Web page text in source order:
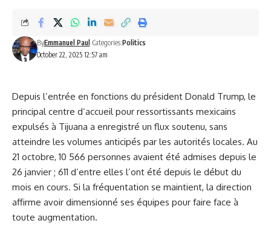
October 22, 2025 12:57 am
ByEmmanuel Paul Categories:Politics
Depuis l’entrée en fonctions du président Donald Trump, le
principal centre d’accueil pour ressortissants mexicains
expulsés à Tijuana a enregistré un flux soutenu, sans
atteindre les volumes anticipés par les autorités locales. Au
21 octobre, 10 566 personnes avaient été admises depuis le
26 janvier ; 611 d’entre elles l’ont été depuis le début du
mois en cours. Si la fréquentation se maintient, la direction
affirme avoir dimensionné ses équipes pour faire face à
toute augmentation.